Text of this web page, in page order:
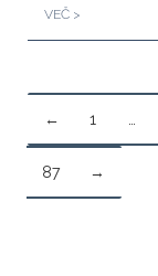
VEČ >
← 1
87 →